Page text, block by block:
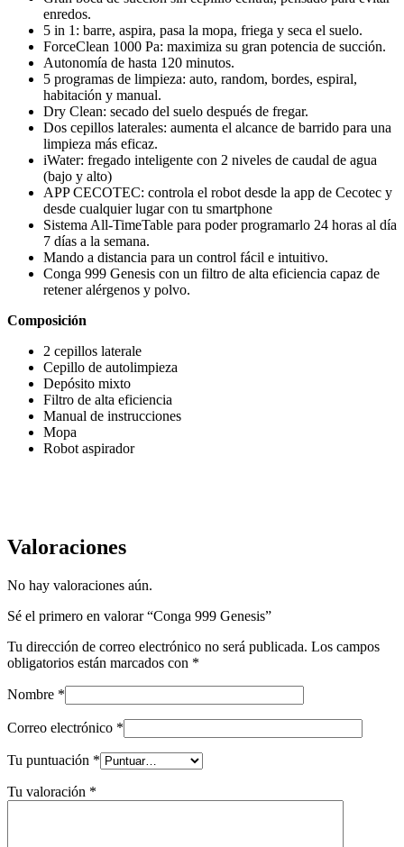
enredos.
5 in 1: barre, aspira, pasa la mopa, friega y seca el suelo.
ForceClean 1000 Pa: maximiza su gran potencia de succión.
Autonomía de hasta 120 minutos.
5 programas de limpieza: auto, random, bordes, espiral,
habitación y manual.
Dry Clean: secado del suelo después de fregar.
Dos cepillos laterales: aumenta el alcance de barrido para una
limpieza más eficaz.
iWater: fregado inteligente con 2 niveles de caudal de agua
(bajo y alto)
APP CECOTEC: controla el robot desde la app de Cecotec y
desde cualquier lugar con tu smartphone
Sistema All-TimeTable para poder programarlo 24 horas al día
7 días a la semana.
Mando a distancia para un control fácil e intuitivo.
Conga 999 Genesis con un filtro de alta eficiencia capaz de
retener alérgenos y polvo.
Composición
2 cepillos laterale
Cepillo de autolimpieza
Depósito mixto
Filtro de alta eficiencia
Manual de instrucciones
Mopa
Robot aspirador
Valoraciones
No hay valoraciones aún.
Sé el primero en valorar “Conga 999 Genesis”
Tu dirección de correo electrónico no será publicada. Los campos
obligatorios están marcados con *
Nombre *
Correo electrónico *
Tu puntuación *
Tu valoración *